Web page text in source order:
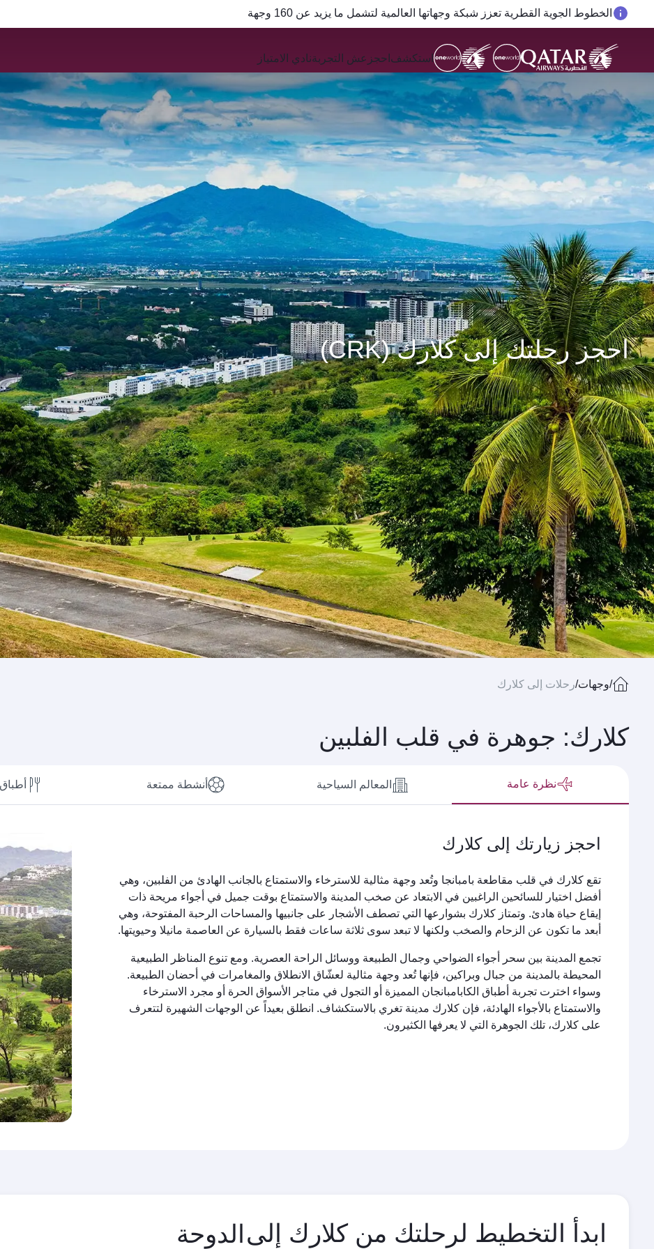
المسافرون بين الدوحة وأوكلاند على متن الرحلات الجوية رقم QR914 ورقم QR915
استكشف احجز عش التجربةنادي الامتياز
احجز رحلتك إلى كلارك (CRK)
/وجهات/رحلات إلى كلارك
كلارك: جوهرة في قلب الفلبين
نظرة عامة المعالم السياحية أنشطة ممتعة
احجز زيارتك إلى كلارك
تقع كلارك في قلب مقاطعة بامبانجا وتُعد وجهة مثالية للاسترخاء والاستمتاع بالجانب الهادئ من الفلبين، وهي
أفضل اختيار للسائحين الراغبين في الابتعاد عن صخب المدينة والاستمتاع بوقت جميل في أجواء مريحة ذات
إيقاع حياة هادئ. وتمتاز كلارك بشوارعها التي تصطف الأشجار على جانبيها والمساحات الرحبة المفتوحة، وهي
أبعد ما تكون عن الزحام والصخب ولكنها لا تبعد سوى ثلاثة ساعات فقط بالسيارة عن العاصمة مانيلا وحيويتها.
تجمع المدينة بين سحر أجواء الضواحي وجمال الطبيعة ووسائل الراحة العصرية. ومع تنوع المناظر الطبيعية
المحيطة بالمدينة من جبال وبراكين، فإنها تُعد وجهة مثالية لعشّاق الانطلاق والمغامرات في أحضان الطبيعة.
وسواء اخترت تجربة أطباق الكابامبانجان المميزة أو التجول في متاجر الأسواق الحرة أو مجرد الاسترخاء
والاستمتاع بالأجواء الهادئة، فإن كلارك مدينة تغري بالاستكشاف. انطلق بعيداً عن الوجهات الشهيرة لتتعرف
على كلارك، تلك الجوهرة التي لا يعرفها الكثيرون.
ابدأ التخطيط لرحلتك من كلارك إلى مدينة
المغادرة